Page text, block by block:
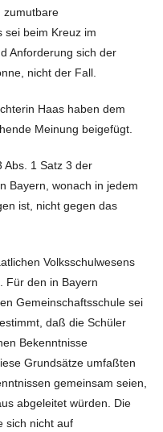
zumutbare
sei beim Kreuz im
Anforderung sich der
nicht der Fall.
Haas haben dem
Meinung beigefügt.
Abs. 1 Satz 3 der
Bayern, wonach in jedem
ist, nicht gegen das
Volksschulwesens
Für den in Bayern
Gemeinschaftsschule sei
daß die Schüler
Bekenntnisse
Grundsätze umfaßten
gemeinsam seien,
abgeleitet würden. Die
sich nicht auf